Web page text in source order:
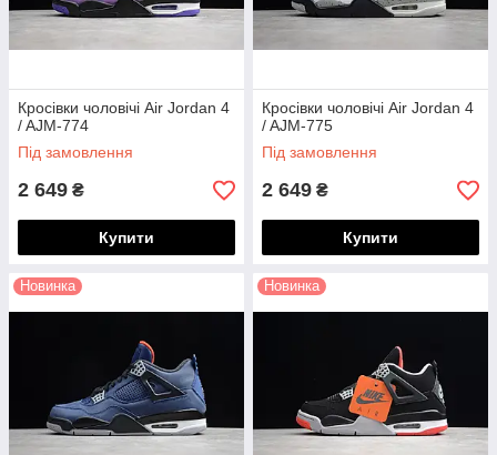
Кросівки чоловічі Air Jordan 4
/ AJM-774
Під замовлення
2 649 ₴
Купити
Кросівки чоловічі Air Jordan 4
/ AJM-775
Під замовлення
2 649 ₴
Купити
Новинка Новинка